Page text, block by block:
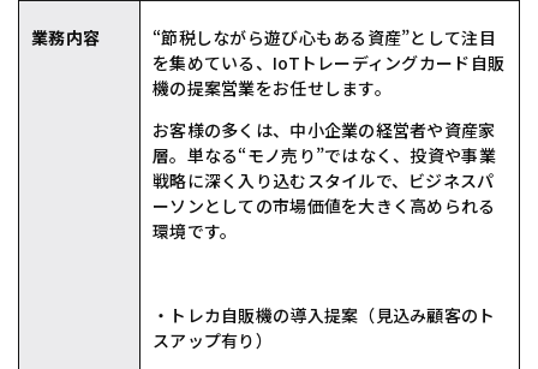
業務内容
“節税しながら遊び心もある資産”として注目
を集めている、IoTトレーディングカード自販
機の提案営業をお任せします。
お客様の多くは、中小企業の経営者や資産家
層。単なる“モノ売り”ではなく、投資や事業
戦略に深く入り込むスタイルで、ビジネスパ
ーソンとしての市場価値を大きく高められる
環境です。
・トレカ自販機の導入提案（見込み顧客のト
スアップ有り）